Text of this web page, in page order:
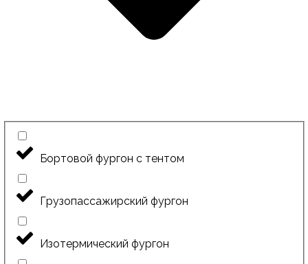
Бортовой фургон с тентом
Грузопассажирский фургон
Изотермический фургон